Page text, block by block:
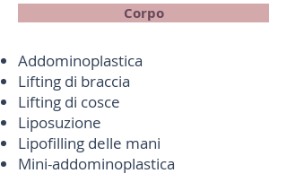
Corpo
Addominoplastica
Lifting di braccia
Lifting di cosce
Liposuzione
Lipofilling delle mani
Mini-addominoplastica